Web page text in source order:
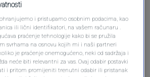
i pristupamo osobnim podacima, kao
ili lični identifikatori, na vašem računaru .
praćenje tehnologije kako bi se pružila
svrhama na osnovu kojih mi i naši partneri
je praćenje onemogućeno, neki od sadržaja i
neće biti relevantni za vas. Ovaj odabir postavki
i pritom promijeniti trenutni odabir ili pristanak